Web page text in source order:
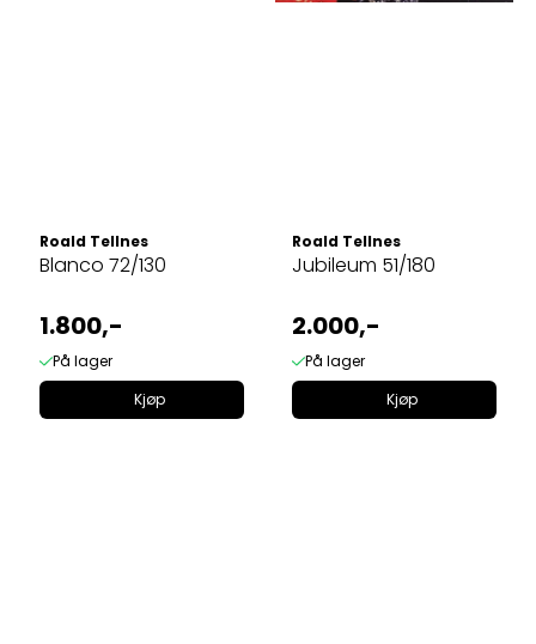
Roald Tellnes
Blanco 72/130
1.800,-
På lager
Kjøp
Roald Tellnes
Jubileum 51/180
2.000,-
På lager
Kjøp